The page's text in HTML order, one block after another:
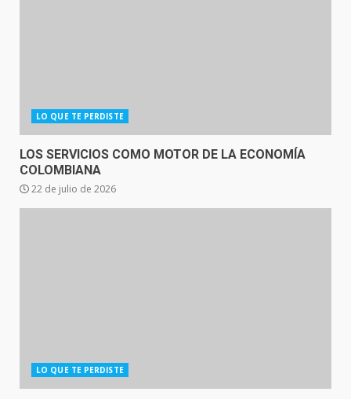
LO QUE TE PERDISTE
LOS SERVICIOS COMO MOTOR DE LA ECONOMÍA
COLOMBIANA
22 de julio de 2026
LO QUE TE PERDISTE